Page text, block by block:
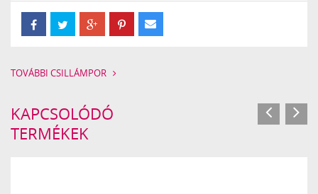
TOVÁBBI CSILLÁMPOR
KAPCSOLÓDÓ
TERMÉKEK